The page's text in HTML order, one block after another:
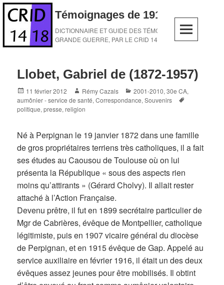
Skip
content
Témoignages de 1914-1918
DICTIONNAIRE ET GUIDE DES TÉMOINS DE LA
GRANDE GUERRE, PAR LE CRID 14-18
Llobet, Gabriel de (1872-1957)
Posted
on
11 février 2012 Author
Rémy Cazals Categories
2001-2010,30e CA,
aumônier - service de santé,Correspondance,Souvenirs
politique,presse,religion
Né à Perpignan le 19 janvier 1872 dans une famille
de gros propriétaires terriens très catholiques, il a fait
ses études au Caousou de Toulouse où on lui
présenta la République « sous des aspects rien
moins qu’attirants » (Gérard Cholvy). Il allait rester
attaché à l’Action Française.
Devenu prêtre, il fut en 1899 secrétaire particulier de
Mgr de Cabrières, évêque de Montpellier, catholique
légitimiste, puis en 1907 vicaire général du diocèse
de Perpignan, et en 1915 évêque de Gap. Appelé au
service auxiliaire en février 1916, il était un des deux
évêques assez jeunes pour être mobilisés. Il obtint